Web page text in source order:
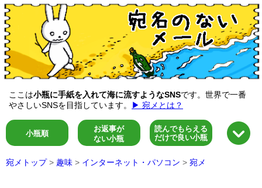
ここは小瓶に手紙を入れて海に流すようなSNSです。世界で一番
やさしいSNSを目指しています。
▶ 宛メとは？
小瓶順
お返事が
ない小瓶
読んでもらえる
だけで良い小瓶
宛メトップ > 趣味 > インターネット・パソコン > 宛メ